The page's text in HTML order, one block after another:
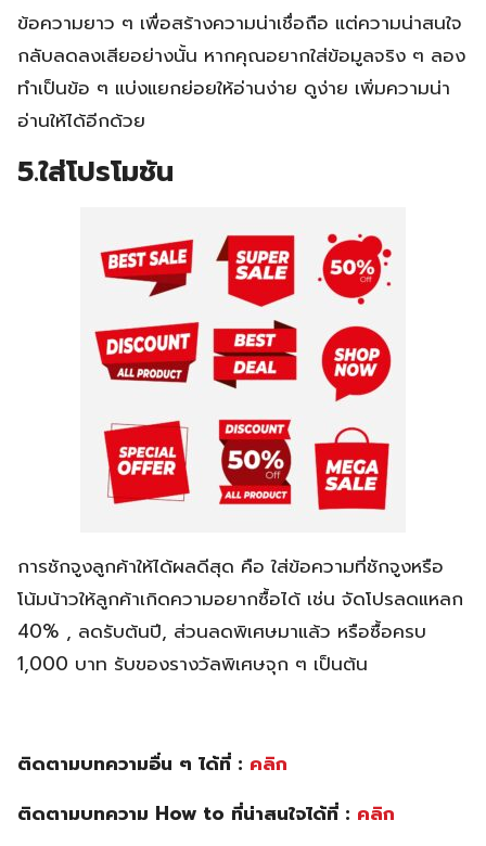
ข้อความยาว ๆ เพื่อสร้างความน่าเชื่อถือ แต่ความน่าสนใจ
กลับลดลงเสียอย่างนั้น หากคุณอยากใส่ข้อมูลจริง ๆ ลอง
ทำเป็นข้อ ๆ แบ่งแยกย่อยให้อ่านง่าย ดูง่าย เพิ่มความน่า
อ่านให้ได้อีกด้วย
5.ใส่โปรโมชัน
การชักจูงลูกค้าให้ได้ผลดีสุด คือ ใส่ข้อความที่ชักจูงหรือ
โน้มน้าวให้ลูกค้าเกิดความอยากซื้อได้ เช่น จัดโปรลดแหลก
40% , ลดรับต้นปี, ส่วนลดพิเศษมาแล้ว หรือซื้อครบ
1,000 บาท รับของรางวัลพิเศษจุก ๆ เป็นต้น
ติดตามบทความอื่น ๆ ได้ที่ : คลิก
ติดตามบทความ How to ที่น่าสนใจได้ที่ : คลิก